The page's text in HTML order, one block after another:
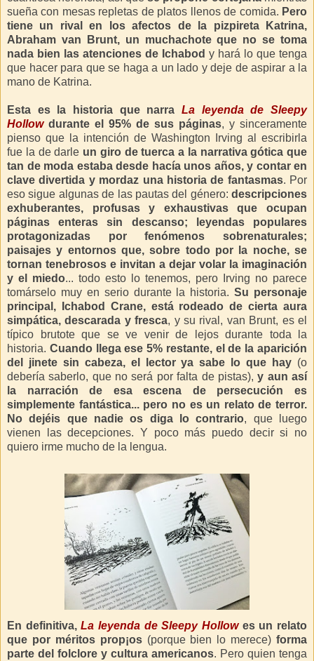
sueña con mesas repletas de platos llenos de comida. Pero
tiene un rival en los afectos de la pizpireta Katrina,
Abraham van Brunt, un muchachote que no se toma
nada bien las atenciones de Ichabod y hará lo que tenga
que hacer para que se haga a un lado y deje de aspirar a la
mano de Katrina.
Esta es la historia que narra La leyenda de Sleepy
Hollowdurante el 95% de sus páginas, y sinceramente
pienso que la intención de Washington Irving al escribirla
fue la de darle un giro de tuerca a la narrativa gótica que
tan de moda estaba desde hacía unos años, y contar en
clave divertida y mordaz una historia de fantasmas. Por
eso sigue algunas de las pautas del género: descripciones
exhuberantes, profusas y exhaustivas que ocupan
páginas enteras sin descanso; leyendas populares
protagonizadas por fenómenos sobrenaturales;
paisajes y entornos que, sobre todo por la noche, se
tornan tenebrosos e invitan a dejar volar la imaginación
y el miedo... todo esto lo tenemos, pero Irving no parece
tomárselo muy en serio durante la historia.Su personaje
principal, Ichabod Crane, está rodeado de cierta aura
simpática, descarada y fresca, y su rival, van Brunt, es el
típico brutote que se ve venir de lejos durante toda la
historia. Cuando llega ese 5% restante, el de la aparición
del jinete sin cabeza, el lector ya sabe lo que hay (o
debería saberlo, que no será por falta de pistas), y aun así
la narración de esa escena de persecución es
simplemente fantástica... pero no es un relato de terror.
No dejéis que nadie os diga lo contrario, que luego
vienen las decepciones. Y poco más puedo decir si no
quiero irme mucho de la lengua.
En definitiva,La leyenda de Sleepy Hollowes un relato
que por méritos prop¡os(porque bien lo merece) forma
parte del folclore y cultura americanos. Pero quien tenga